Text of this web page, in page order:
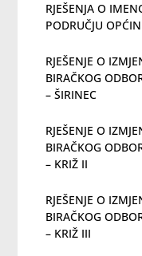
RJEŠENJA O
PODRUČJU
RJEŠENJE O
BIRAČKOG
– ŠIRINEC
RJEŠENJE O
BIRAČKOG
– KRIŽ II
RJEŠENJE O
BIRAČKOG
– KRIŽ III